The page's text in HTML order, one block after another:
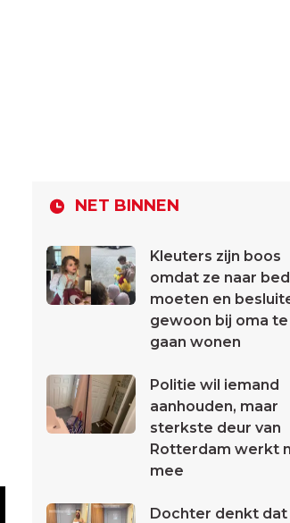
NET BINNEN
Kleuters zijn boos
omdat ze naar bed
moeten en
gewoon bij oma te
gaan wonen
Politie wil iemand
aanhouden, maar
sterkste deur van
Rotterdam werkt
mee
Dochter denkt dat